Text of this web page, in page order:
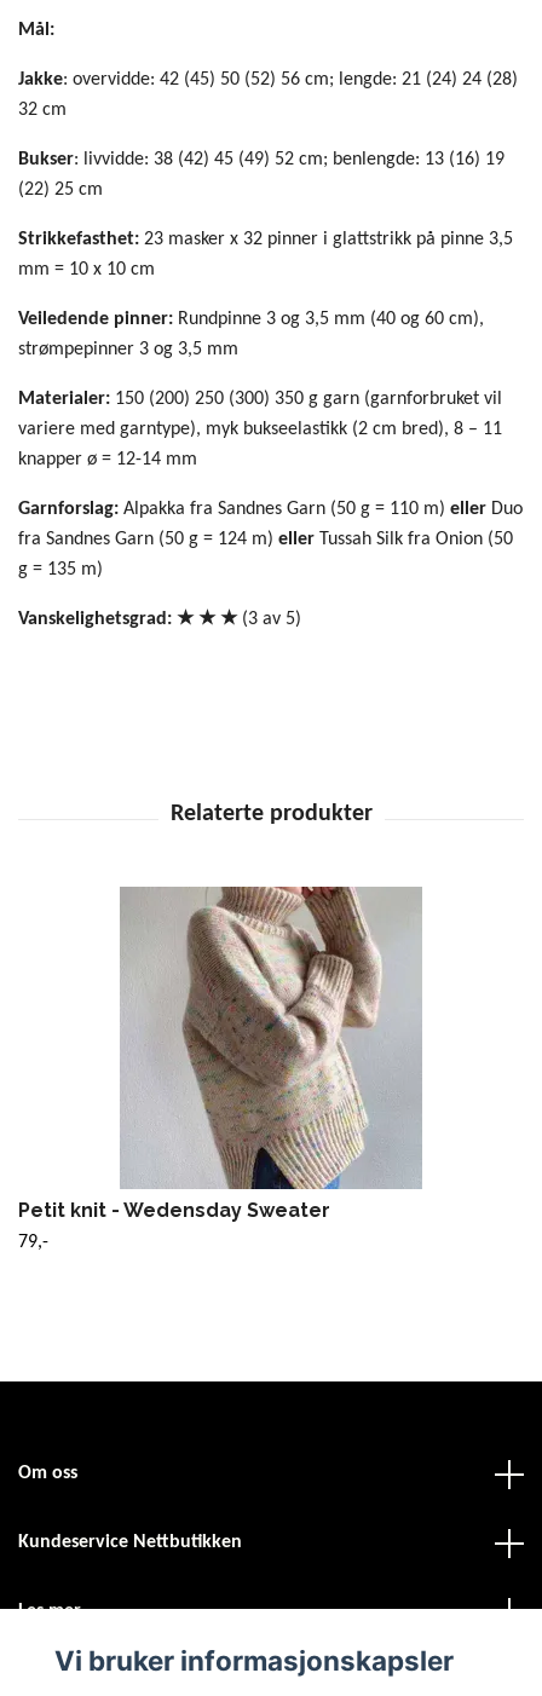
Mål:
Jakke: overvidde: 42 (45) 50 (52) 56 cm; lengde: 21 (24) 24 (28)
32 cm
Bukser: livvidde: 38 (42) 45 (49) 52 cm; benlengde: 13 (16) 19
(22) 25 cm
Strikkefasthet: 23 masker x 32 pinner i glattstrikk på pinne 3,5
mm = 10 x 10 cm
Veiledende pinner: Rundpinne 3 og 3,5 mm (40 og 60 cm),
strømpepinner 3 og 3,5 mm
Materialer: 150 (200) 250 (300) 350 g garn (garnforbruket vil
variere med garntype), myk bukseelastikk (2 cm bred), 8 – 11
knapper ø = 12-14 mm
Garnforslag: Alpakka fra Sandnes Garn (50 g = 110 m) eller Duo
fra Sandnes Garn (50 g = 124 m) eller Tussah Silk fra Onion (50
g = 135 m)
Vanskelighetsgrad: ★ ★ ★ (3 av 5)
Petit knit - Wedensday Sweater
79,-
Om oss
Kundeservice Nettbutikken
Les mer
Vi bruker informasjonskapsler